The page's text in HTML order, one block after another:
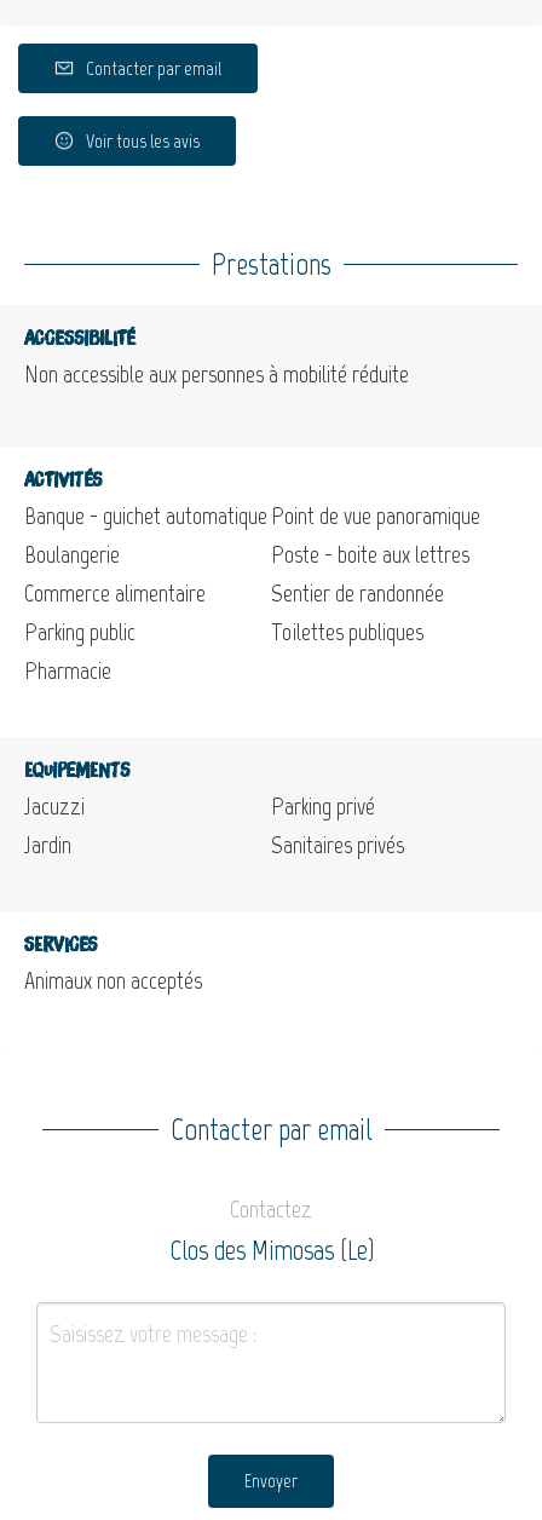
Contacter par email
Voir tous les avis
Prestations
Accessibilité
Non accessible aux personnes à mobilité réduite
Activités
Banque - guichet automatique
Boulangerie
Commerce alimentaire
Parking public
Pharmacie
Point de vue panoramique
Poste - boite aux lettres
Sentier de randonnée
Toilettes publiques
Equipements
Jacuzzi
Jardin
Parking privé
Sanitaires privés
Services
Animaux non acceptés
Contacter par email
Contactez
Clos des Mimosas (Le)
Envoyer